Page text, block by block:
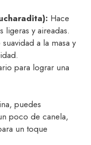
Hace
ligeras y aireadas.
a la masa y
para lograr una
puedes
poco de canela,
un toque